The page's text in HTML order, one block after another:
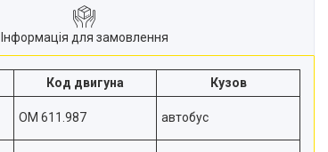
Інформація для замовлення
Код двигуна Кузов
OM 611.987 автобус